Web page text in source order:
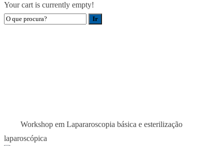
Your cart is currently empty!
Workshop em Lapararoscopia básica e esterilização
laparoscópica